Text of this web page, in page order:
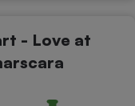
- Love at